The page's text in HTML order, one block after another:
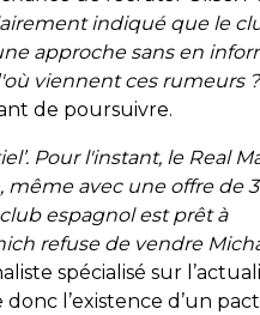
indiqué que le
approche sans en
viennent ces rumeurs
de poursuivre.
Pour l'instant, le Real
même avec une offre de
espagnol est prêt à
refuse de vendre
spécialisé sur
l’existence d’un